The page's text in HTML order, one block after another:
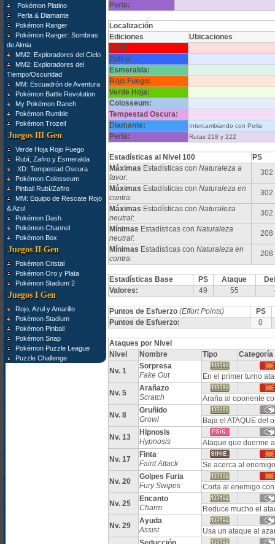
Pokémon Platino
Perla & Diamante
Pokémon Ranger
Pokémon Ranger: Sombras
de Almia
MM2: Exploradores del Cielo
MM2: Exploradores del
Tiempo/Oscuridad
MM: Escuadrón de Aventura
Pokémon Battle Revolution
My Pokémon Ranch
Pokémon Rumble
Pokémon Trozei!
Juegos III Gen
Verde Hoja Rojo Fuego
Rubí, Zafiro y Esmeralda
XD: Tempestad Oscura
Pokémon Colosseum
Pinball Rubí/Zafiro
MM: Equipo de Rescate Rojo
& Azul
Pokémon Dash
Pokémon Channel
Pokémon Box
Juegos II Gen
Pokémon Cristal
Pokémon Oro y Plata
Pokémon Stadium 2
Juegos I Gen
Rojo, Azul y Amarillo
Pokémon Stadium
Pokémon Pinball
Pokémon Snap
Pokémon Puzzle League
Puzzle Challenge
Perla:
Localización
Ediciones
Ubicaciones
Rubí:
Zafiro:
Esmeralda:
Rojo Fuego:
Verde Hoja:
Colosseum:
Tempestad Oscura:
Diamante:
Intercambiando con Perla
Perla: Rutas 218 y 222
Estadísticas al Nivel 100
PS
Máximas Estadísticas con Naturaleza a
favor:
302
Máximas Estadísticas con Naturaleza en
contra:
302
Máximas Estadísticas con Naturaleza
neutral:
302
Mínimas Estadísticas con Naturaleza
neutral:
208
Mínimas Estadísticas con Naturaleza en
contra:
208
Estadísticas Base PS Ataque
Valores:
49 55
Puntos de Esfuerzo (Effort Points)
PS
Puntos de Esfuerzo:
0
Ataques por Nivel
Nivel
Nombre Tipo
Categoría
Nv. 1
Sorpresa
Fake Out
En el primer turno
Nv. 5
Arañazo
Scratch
Araña al oponente
Nv. 8
Gruñido
Growl
Baja el ATAQUE del
Nv. 13
Hipnosis
Hypnosis
Ataque que duerme
Nv. 17
Finta
Faint Attack
Se acerca al
Nv. 20
Golpes Furia
Fury Swipes
Corta al enemigo
Nv. 25
Encanto
Charm
Reduce mucho el
Nv. 29
Ayuda
Assist
Usa un ataque al